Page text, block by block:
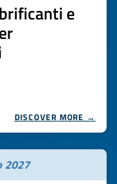
e
DISCOVER MORE →
2027